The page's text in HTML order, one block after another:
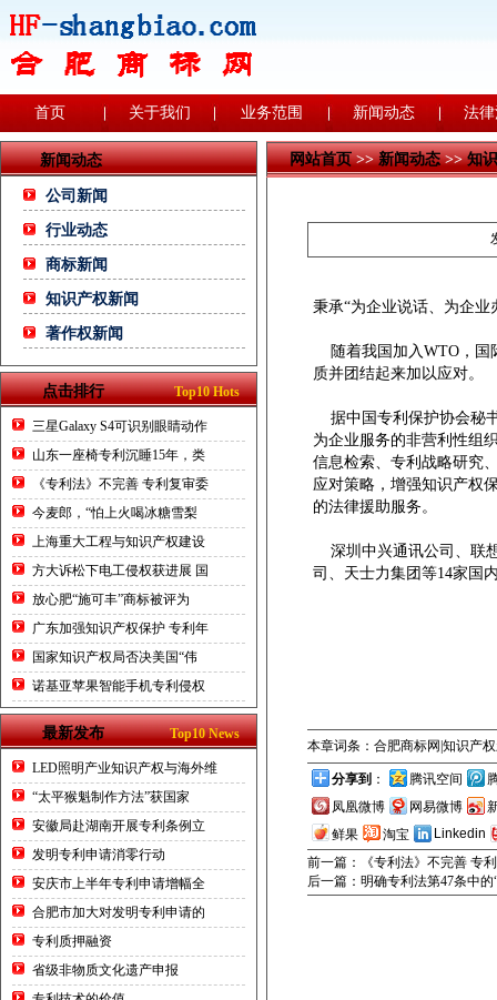
首页 关于我们 业务范围 新闻动态 法
新闻动态
公司新闻
行业动态
商标新闻
知识产权新闻
著作权新闻
点击排行 Top10 Hots
三星Galaxy S4可识别眼睛动作
山东一座椅专利沉睡15年，类
《专利法》不完善 专利复审委
今麦郎，“怕上火喝冰糖雪梨
上海重大工程与知识产权建设
方大诉松下电工侵权获进展 国
放心肥“施可丰”商标被评为
广东加强知识产权保护 专利年
国家知识产权局否决美国“伟
诺基亚苹果智能手机专利侵权
最新发布 Top10 News
LED照明产业知识产权与海外维
“太平猴魁制作方法”获国家
安徽局赴湖南开展专利条例立
发明专利申请消零行动
安庆市上半年专利申请增幅全
合肥市加大对发明专利申请的
专利质押融资
省级非物质文化遗产申报
网站首页>>新闻动态>>知
秉承“为企业说话、为企业
随着我国加入WTO，国
质并团结起来加以应对。
据中国专利保护协会秘
为企业服务的非营利性组
信息检索、专利战略研究
应对策略，增强知识产权
的法律援助服务。
深圳中兴通讯公司、联
司、天士力集团等14家国
本章词条：合肥商标网|知识产
分享到 ： 腾讯空间
凤凰微博
网易微博
鲜果
淘宝
Linkedin
前一篇：《专利法》不完善 专
后一篇：明确专利法第47条中的